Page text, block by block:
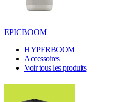
EPICBOOM
HYPERBOOM
Accessoires
Voir tous les produits